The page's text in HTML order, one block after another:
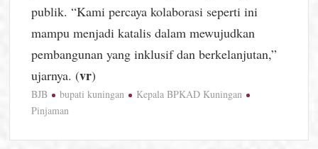
publik. “Kami percaya kolaborasi seperti ini
mampu menjadi katalis dalam mewujudkan
pembangunan yang inklusif dan berkelanjutan,”
ujarnya. (vr)
BJB bupati kuningan
Kepala BPKAD Kuningan
Pinjaman